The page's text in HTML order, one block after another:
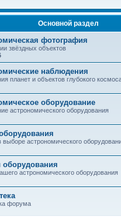
Основной раздел
фотография
звёздных объектов
наблюдения
планет и объектов глубокого
оборудование
астрономического оборудования
астрономического
астрономического оборудования
форума